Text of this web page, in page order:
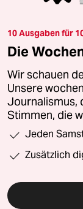
10 Ausgaben für
Die
Wir schauen
Unsere
Journalismus,
Stimmen, die
Jeden
Zusätzlich